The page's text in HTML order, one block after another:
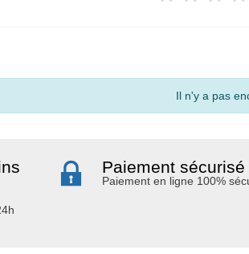
Il n'y a pas
Paiement sécurisé
Paiement en ligne 100%